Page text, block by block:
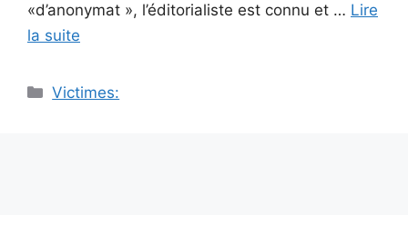
«d’anonymat », l’éditorialiste est connu et … Lire
la suite
Catégories
Victimes: